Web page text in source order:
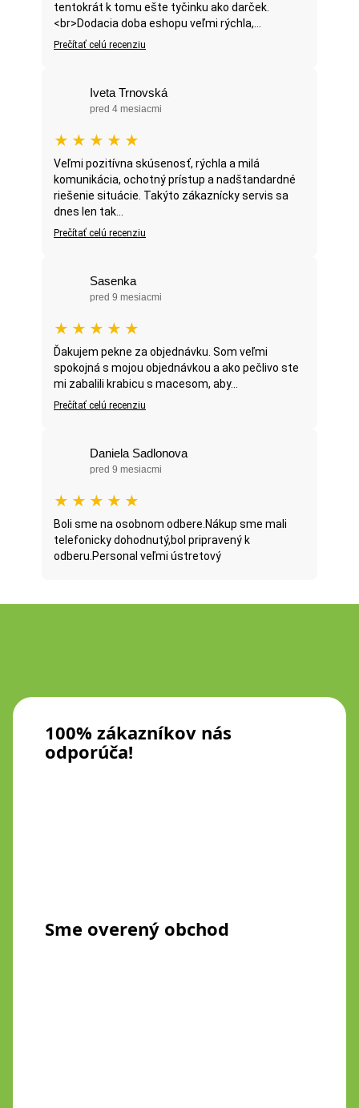
tentokrát k tomu ešte tyčinku ako darček.
<br>Dodacia doba eshopu veľmi rýchla,...
Prečítať celú recenziu
Iveta Trnovská
pred 4 mesiacmi
★ ★ ★ ★ ★
Veľmi pozitívna skúsenosť, rýchla a milá
komunikácia, ochotný prístup a nadštandardné
riešenie situácie. Takýto zákaznícky servis sa
dnes len tak...
Prečítať celú recenziu
Sasenka
pred 9 mesiacmi
★ ★ ★ ★ ★
Ďakujem pekne za objednávku. Som veľmi
spokojná s mojou objednávkou a ako pečlivo ste
mi zabalili krabicu s macesom, aby...
Prečítať celú recenziu
Daniela Sadlonova
pred 9 mesiacmi
★ ★ ★ ★ ★
Boli sme na osobnom odbere.Nákup sme mali
telefonicky dohodnutý,bol pripravený k
odberu.Personal veľmi ústretový
100% zákazníkov nás
odporúča!
Sme overený obchod